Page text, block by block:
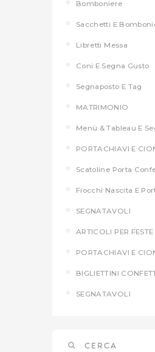
Bomboniere
Sacchetti E
Libretti Messa
Coni E Segna Gusto
Segnaposto E Tag
MATRIMONIO
Menù & Tableau E
PORTACHIAVI E
Scatoline Porta
Fiocchi Nascita E
SEGNATAVOLI
ARTICOLI PER FESTE
PORTACHIAVI E
BIGLIETTINI
SEGNATAVOLI
CERCA